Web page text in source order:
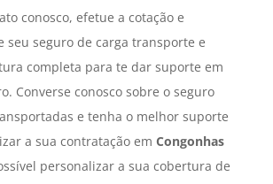
conosco, efetue a cotação e
seu seguro de carga transporte e
completa para te dar suporte em
Converse conosco sobre o seguro
e tenha o melhor suporte
a sua contratação em Congonhas
personalizar a sua cobertura de